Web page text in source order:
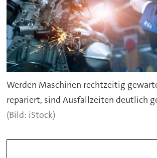
Werden Maschinen rechtzeitig
repariert, sind Ausfallzeiten deutlich
(Bild: iStock)